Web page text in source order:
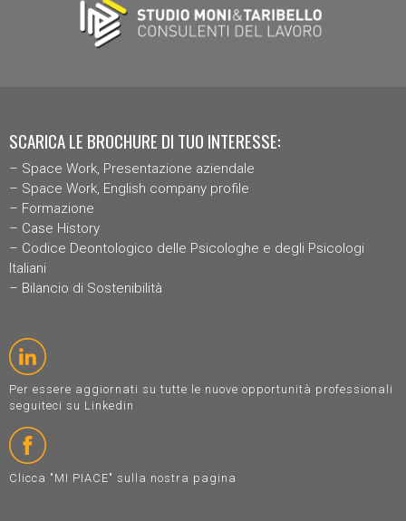
SCARICA LE BROCHURE DI TUO INTERESSE:
– Space Work, Presentazione aziendale
– Space Work, English company profile
– Formazione
– Case History
– Codice Deontologico delle Psicologhe e degli Psicologi
Italiani
– Bilancio di Sostenibilità
Per essere aggiornati su tutte le nuove opportunità professionali
seguiteci su Linkedin
Clicca "MI PIACE" sulla nostra pagina